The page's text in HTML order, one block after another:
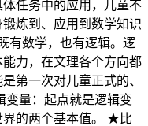
任务中的应用，儿童不
炼到、应用到数学知识
有数学，也有逻辑。逻
力，在文理各个方向都
第一次对儿童正式的、
量：起点就是逻辑变
界的两个基本值。 ★比